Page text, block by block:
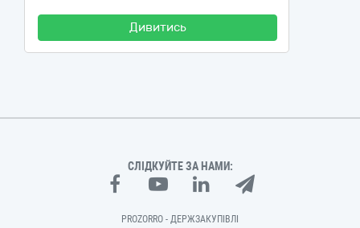
Дивитись
СЛІДКУЙТЕ ЗА НАМИ:
PROZORRO - ДЕРЖЗАКУПІВЛІ